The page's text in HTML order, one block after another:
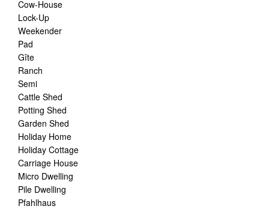
Cow-House
Lock-Up
Weekender
Pad
Gîte
Ranch
Semi
Cattle Shed
Potting Shed
Garden Shed
Holiday Home
Holiday Cottage
Carriage House
Micro Dwelling
Pile Dwelling
Pfahlhaus